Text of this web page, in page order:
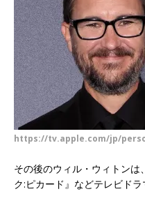
https://tv.apple.com/jp/
その後のウィル・ウィトンは
ク:ピカード』などテレビド